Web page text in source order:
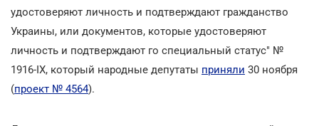
удостоверяют личность и подтверждают гражданство
Украины, или документов, которые удостоверяют
личность и подтверждают го специальный статус" №
1916-ІХ, который народные депутаты приняли 30 ноября
(проект № 4564).